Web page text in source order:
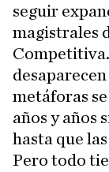
seguir
magistrales
metáforas
años y años
hasta que
Pero todo